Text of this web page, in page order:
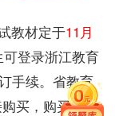
教材定于11月
登录浙江教育
手续。省教育
买，购买截止